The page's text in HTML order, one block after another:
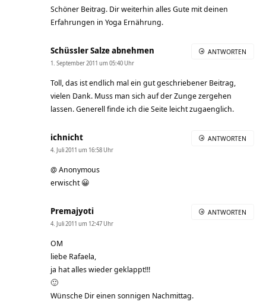
Schöner Beitrag. Dir weiterhin alles Gute mit deinen
Erfahrungen in Yoga Ernährung.
Schüssler Salze abnehmen
1. September 2011 um 05:40 Uhr
Toll, das ist endlich mal ein gut geschriebener Beitrag,
vielen Dank. Muss man sich auf der Zunge zergehen
lassen. Generell finde ich die Seite leicht zugaenglich.
ANTWORTEN
ichnicht
4. Juli 2011 um 16:58 Uhr
@ Anonymous
erwischt 😀
ANTWORTEN
Premajyoti
4. Juli 2011 um 12:47 Uhr
OM
liebe Rafaela,
ja hat alles wieder geklappt!!!
🙂
Wünsche Dir einen sonnigen Nachmittag.
ANTWORTEN